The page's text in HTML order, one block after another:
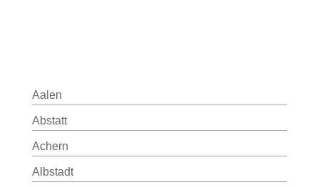
Aalen
Abstatt
Achern
Albstadt